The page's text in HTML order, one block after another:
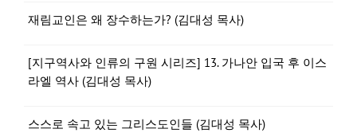
재림교인은 왜 장수하는가? (김대성 목사)
[지구역사와 인류의 구원 시리즈] 13. 가나안 입국 후 이스
라엘 역사 (김대성 목사)
스스로 속고 있는 그리스도인들 (김대성 목사)